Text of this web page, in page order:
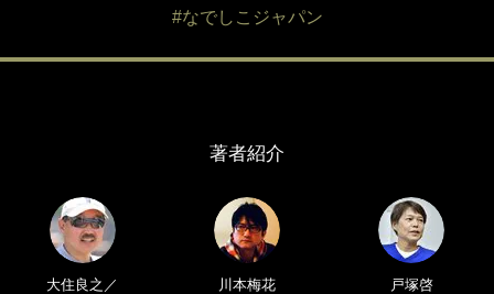
#なでしこジャパン
著者紹介
大住良之／
川本梅花 戸塚啓